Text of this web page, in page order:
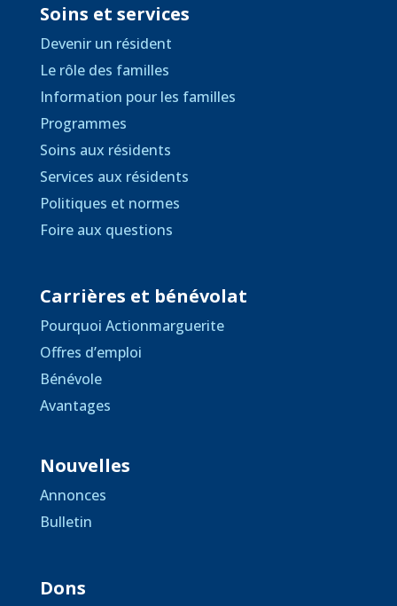
Soins et services
Devenir un résident
Le rôle des familles
Information pour les familles
Programmes
Soins aux résidents
Services aux résidents
Politiques et normes
Foire aux questions
Carrières et bénévolat
Pourquoi Actionmarguerite
Offres d’emploi
Bénévole
Avantages
Nouvelles
Annonces
Bulletin
Dons